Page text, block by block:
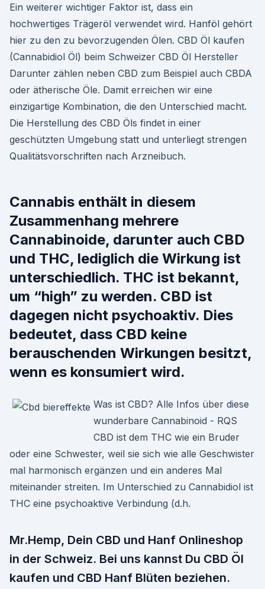
Ein weiterer wichtiger Faktor ist, dass ein
hochwertiges Trägeröl verwendet wird. Hanföl gehört
hier zu den zu bevorzugenden Ölen. CBD Öl kaufen
(Cannabidiol Öl) beim Schweizer CBD Öl Hersteller
Darunter zählen neben CBD zum Beispiel auch CBDA
oder ätherische Öle. Damit erreichen wir eine
einzigartige Kombination, die den Unterschied macht.
Die Herstellung des CBD Öls findet in einer
geschützten Umgebung statt und unterliegt strengen
Qualitätsvorschriften nach Arzneibuch.
Cannabis enthält in diesem
Zusammenhang mehrere
Cannabinoide, darunter auch CBD
und THC, lediglich die Wirkung ist
unterschiedlich. THC ist bekannt,
um “high” zu werden. CBD ist
dagegen nicht psychoaktiv. Dies
bedeutet, dass CBD keine
berauschenden Wirkungen besitzt,
wenn es konsumiert wird.
Was ist CBD? Alle Infos über diese
wunderbare Cannabinoid - RQS
CBD ist dem THC wie ein Bruder
oder eine Schwester, weil sie sich wie alle Geschwister
mal harmonisch ergänzen und ein anderes Mal
miteinander streiten. Im Unterschied zu Cannabidiol ist
THC eine psychoaktive Verbindung (d.h.
Mr.Hemp, Dein CBD und Hanf Onlineshop
in der Schweiz. Bei uns kannst Du CBD Öl
kaufen und CBD Hanf Blüten beziehen.